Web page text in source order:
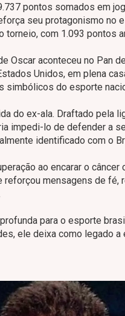
pontos somados em
seu protagonismo no
com 1.093 pontos
Oscar aconteceu no Pan
Unidos, em plena
simbólicos do esporte
do ex-ala. Draftado pela
impedi-lo de defender a
identificado com o
ao encarar o
mensagens de fé,
para o esporte
ele deixa como legado a